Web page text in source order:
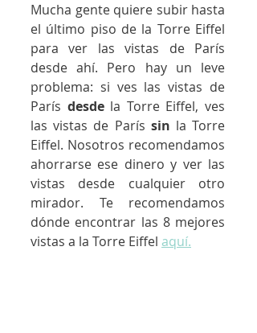
Mucha gente quiere subir hasta
el último piso de la Torre Eiffel
para ver las vistas de París
desde ahí. Pero hay un leve
problema: si ves las vistas de
París desde la Torre Eiffel, ves
las vistas de París sin la Torre
Eiffel. Nosotros recomendamos
ahorrarse ese dinero y ver las
vistas desde cualquier otro
mirador. Te recomendamos
dónde encontrar las 8 mejores
vistas a la Torre Eiffel aquí.